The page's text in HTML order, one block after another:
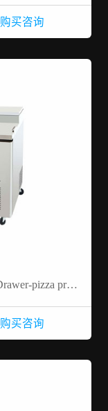
购买咨询
比萨台两抽屉冷藏柜 Two half-door Drawer-pizza prep table- refrigerator
购买咨询